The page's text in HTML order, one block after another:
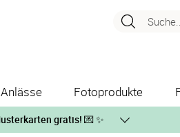
Fotoprodukte
gratis! 💌 ✨